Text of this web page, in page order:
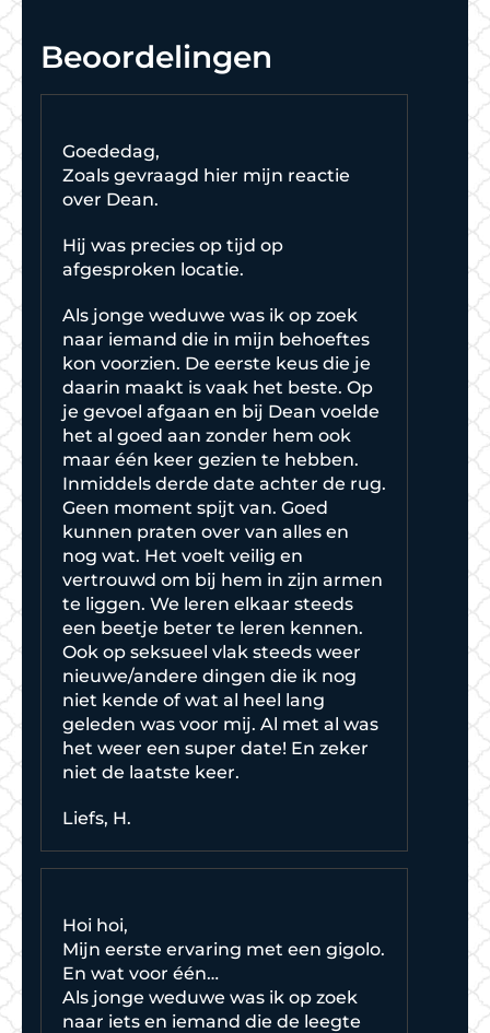
Beoordelingen
Goededag,
Zoals gevraagd hier mijn reactie
over Dean.
Hij was precies op tijd op
afgesproken locatie.
Als jonge weduwe was ik op zoek
naar iemand die in mijn behoeftes
kon voorzien. De eerste keus die je
daarin maakt is vaak het beste. Op
je gevoel afgaan en bij Dean voelde
het al goed aan zonder hem ook
maar één keer gezien te hebben.
Inmiddels derde date achter de rug.
Geen moment spijt van. Goed
kunnen praten over van alles en
nog wat. Het voelt veilig en
vertrouwd om bij hem in zijn armen
te liggen. We leren elkaar steeds
een beetje beter te leren kennen.
Ook op seksueel vlak steeds weer
nieuwe/andere dingen die ik nog
niet kende of wat al heel lang
geleden was voor mij. Al met al was
het weer een super date! En zeker
niet de laatste keer.
Liefs, H.
Hoi hoi,
Mijn eerste ervaring met een gigolo.
En wat voor één…
Als jonge weduwe was ik op zoek
naar iets en iemand die de leegte